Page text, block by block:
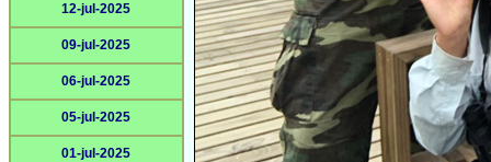
12-jul-2025
09-jul-2025
06-jul-2025
05-jul-2025
01-jul-2025